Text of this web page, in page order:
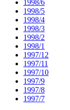
1998/6
1998/5
1998/4
1998/3
1998/2
1998/1
1997/12
1997/11
1997/10
1997/9
1997/8
1997/7